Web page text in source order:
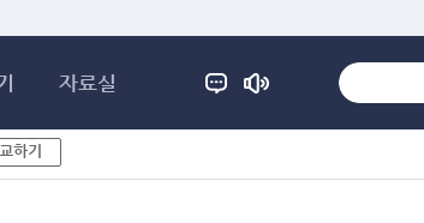
자료실
하기